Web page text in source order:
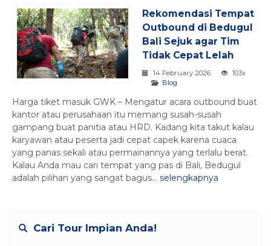
Rekomendasi Tempat
Outbound di Bedugul
Bali Sejuk agar Tim
Tidak Cepat Lelah
14 February 2026
103x
Blog
Harga tiket masuk GWK – Mengatur acara outbound buat
kantor atau perusahaan itu memang susah-susah
gampang buat panitia atau HRD. Kadang kita takut kalau
karyawan atau peserta jadi cepat capek karena cuaca
yang panas sekali atau permainannya yang terlalu berat.
Kalau Anda mau cari tempat yang pas di Bali, Bedugul
adalah pilihan yang sangat bagus... selengkapnya
Cari Tour Impian Anda!